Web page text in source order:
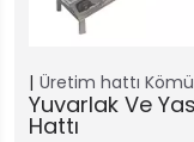
Üretim hattı
Yuvarlak Ve
Hattı